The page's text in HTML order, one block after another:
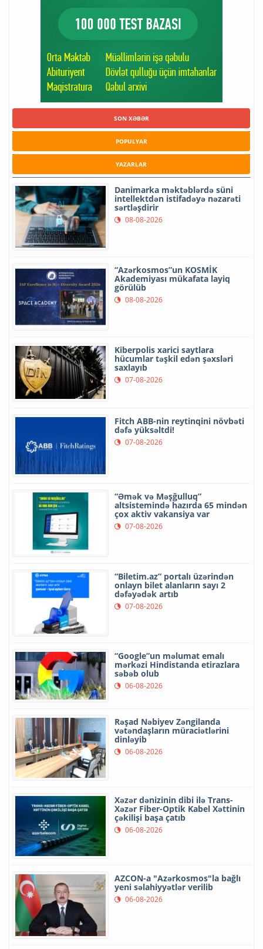
SON XƏBƏR
POPULYAR
YAZARLAR
Danimarka məktəblərdə süni
intellektdən istifadəyə nəzarəti
sərtləşdirir
08-08-2026
“Azərkosmos”un KOSMİK
Akademiyası mükafata layiq
görülüb
08-08-2026
Kiberpolis xarici saytlara
hücumlar təşkil edən şəxsləri
saxlayıb
07-08-2026
Fitch ABB-nin reytinqini növbəti
dəfə yüksəltdi!
07-08-2026
“Əmək və Məşğulluq”
altsistemində hazırda 65 mindən
çox aktiv vakansiya var
07-08-2026
“Biletim.az” portalı üzərindən
onlayn bilet alanların sayı 2
dəfəyədək artıb
07-08-2026
“Google”un məlumat emalı
mərkəzi Hindistanda etirazlara
səbəb olub
06-08-2026
Rəşad Nəbiyev Zəngilanda
vətəndaşların müraciətlərini
dinləyib
06-08-2026
Xəzər dənizinin dibi ilə Trans-
Xəzər Fiber-Optik Kabel Xəttinin
çəkilişi başa çatıb
06-08-2026
AZCON-a "Azərkosmos"la bağlı
yeni səlahiyyətlər verilib
06-08-2026